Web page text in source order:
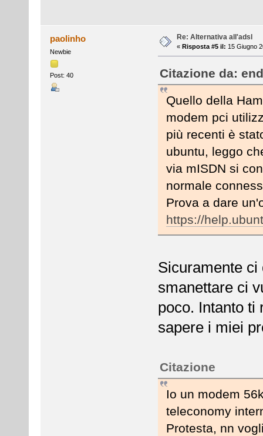
paolinho
Newbie
Post: 40
Re: Alternativa all'adsl
« Risposta #5 il: 15 Giugno
Citazione da:
Quello della
modem pci
più recenti è
ubuntu, leggo
via mISDN si
normale
Prova a dare
https://
Sicuramente ci
smanettare ci
poco. Intanto ti
sapere i miei
Citazione
Io un modem
teleconomy
Protesta, nn